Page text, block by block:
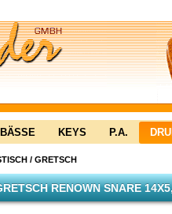
BÄSSE KEYS P.A.
/ GRETSCH
RENOWN SNARE